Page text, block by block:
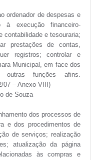
ordenador de despesas e
à execução financeiro-
contabilidade e tesouraria;
prestações de contas,
registros; controlar e
Municipal, em face dos
outras funções afins.
07 – Anexo VIII)
de Souza
dos processos de
e dos procedimentos de
de serviços; realização
atualização da página
às compras e